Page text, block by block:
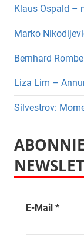
Klaus Ospald –
Marko
Bernhard
Liza Lim –
Silvestrov:
E-Mail *